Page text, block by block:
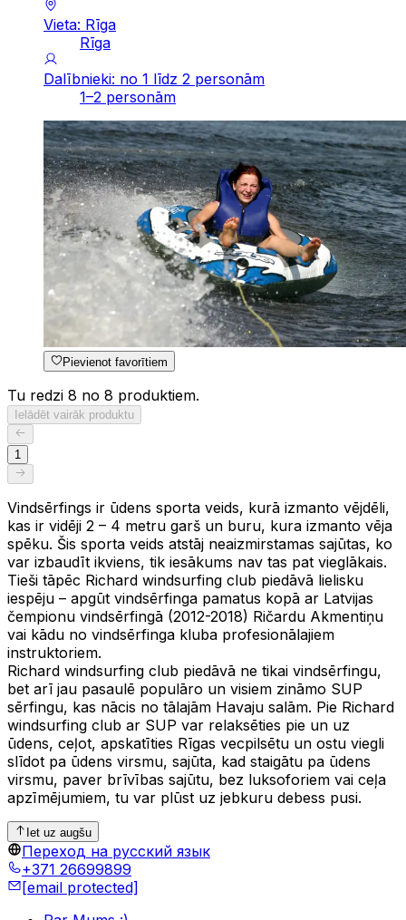
Vieta: Rīga
Rīga
Dalībnieki: no 1 līdz 2 personām
1–2 personām
Pievienot favorītiem
Tu redzi 8 no 8 produktiem.
Ielādēt vairāk produktu
1
Vindsērfings ir ūdens sporta veids, kurā izmanto vējdēli,
kas ir vidēji 2 – 4 metru garš un buru, kura izmanto vēja
spēku. Šis sporta veids atstāj neaizmirstamas sajūtas, ko
var izbaudīt ikviens, tik iesākums nav tas pat vieglākais.
Tieši tāpēc Richard windsurfing club piedāvā lielisku
iespēju – apgūt vindsērfinga pamatus kopā ar Latvijas
čempionu vindsērfingā (2012-2018) Ričardu Akmentiņu
vai kādu no vindsērfinga kluba profesionālajiem
instruktoriem.
Richard windsurfing club piedāvā ne tikai vindsērfingu,
bet arī jau pasaulē populāro un visiem zināmo SUP
sērfingu, kas nācis no tālajām Havaju salām. Pie Richard
windsurfing club ar SUP var relaksēties pie un uz
ūdens, ceļot, apskatīties Rīgas vecpilsētu un ostu viegli
slīdot pa ūdens virsmu, sajūta, kad staigātu pa ūdens
virsmu, paver brīvības sajūtu, bez luksoforiem vai ceļa
apzīmējumiem, tu var plūst uz jebkuru debess pusi.
Iet uz augšu
Переход на русский язык
+371 26699899
[email protected]